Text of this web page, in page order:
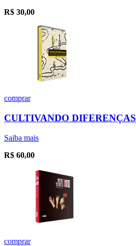
R$ 30,00
comprar
CULTIVANDO DIFERENÇAS
Saiba mais
R$ 60,00
comprar